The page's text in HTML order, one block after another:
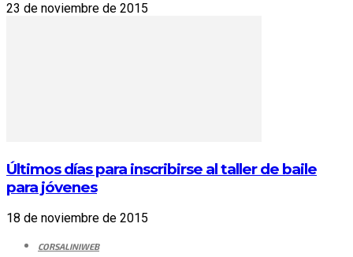
23 de noviembre de 2015
Últimos días para inscribirse al taller de baile
para jóvenes
18 de noviembre de 2015
CORSALINIWEB